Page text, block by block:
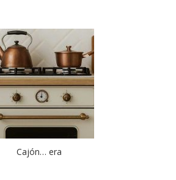
Cajón… era